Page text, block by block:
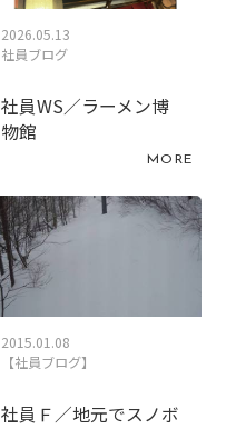
2026.05.13
社員ブログ
社員WS／ラーメン博
物館
MORE
2015.01.08
【社員ブログ】
社員Ｆ／地元でスノボ